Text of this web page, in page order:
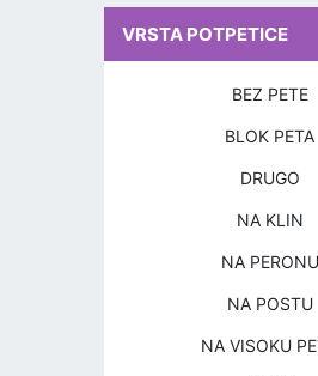
VRSTA POTPETICE
BEZ PETE
BLOK PETA
DRUGO
NA KLIN
NA PERONU
NA POSTU
NA VISOKU